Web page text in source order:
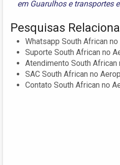
em Guarulhose transportes
Pesquisas
Whatsapp South African
Suporte South African no
Atendimento South African
SAC South African no
Contato South African no